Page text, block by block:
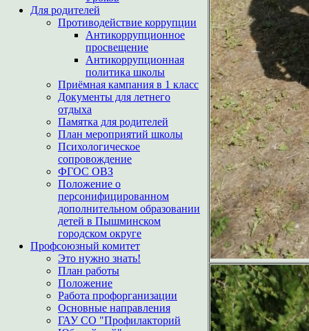
Для родителей
Противодействие коррупции
Антикоррупционное
просвещение
Антикоррупционная
политика школы
Приёмная кампания в 1 класс
Документы для летнего
отдыха
Памятка для родителей
План мероприятий школы
Психологическое
сопровождение
ФГОС ОВЗ
Положение о
персонифицированном
дополнительном образовании
детей в Пышминском
городском округе
Профсоюзный комитет
Это нужно знать!
План работы
Положение
Работа профорганизации
Основные направления
ГАУ СО "Профилакторий